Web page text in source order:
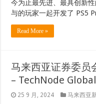
今为止最先进、最具创新
与的玩家一起开发了 PS5
Read More »
马来西亚证券委员
– TechNode Global
25 9 月, 2024 马来西亚